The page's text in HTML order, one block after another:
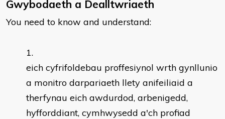
Gwybodaeth a Dealltwriaeth
You need to know and understand:
eich cyfrifoldebau proffesiynol wrth gynllunio
a monitro darpariaeth llety anifeiliaid a
therfynau eich awdurdod, arbenigedd,
hyfforddiant, cymhwysedd a'ch profiad